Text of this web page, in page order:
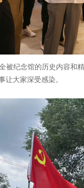
被纪念馆的历史内容和
让大家深受感染。